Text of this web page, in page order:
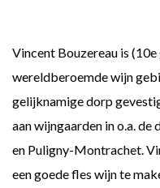
Vincent Bouzereau is
wereldberoemde wijn
gelijknamige dorp
aan wijngaarden in o.a.
en Puligny-Montrachet.
een goede fles wijn te